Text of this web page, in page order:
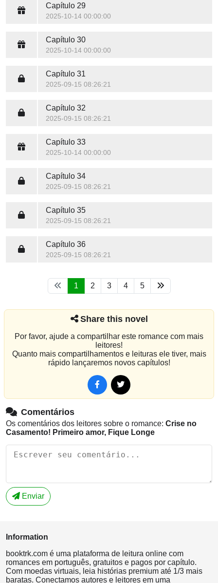
Capítulo 29
2025-10-14 00:00:00
Capítulo 30
2025-10-14 00:00:00
Capítulo 31
2025-09-15 08:26:21
Capítulo 32
2025-09-15 08:26:21
Capítulo 33
2025-10-14 00:00:00
Capítulo 34
2025-09-15 08:26:21
Capítulo 35
2025-09-15 08:26:21
Capítulo 36
2025-09-15 08:26:21
1 2 3 4 5
Share this novel
Por favor, ajude a compartilhar este romance com mais
leitores!
Quanto mais compartilhamentos e leituras ele tiver, mais
rápido lançaremos novos capítulos!
Comentários
Os comentários dos leitores sobre o romance: Crise no
Casamento! Primeiro amor, Fique Longe
Enviar
Information
booktrk.com é uma plataforma de leitura online com
romances em português, gratuitos e pagos por capítulo.
Com moedas virtuais, leia histórias premium até 1/3 mais
baratas. Conectamos autores e leitores em uma